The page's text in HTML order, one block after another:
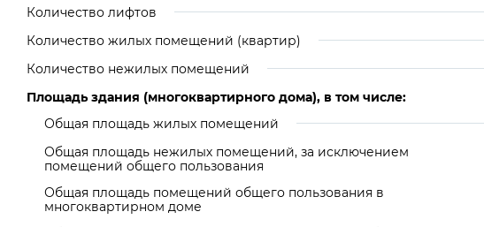
Количество лифтов
Количество жилых помещений (квартир)
Количество нежилых помещений
Площадь здания (многоквартирного дома), в том числе:
Общая площадь жилых помещений
Общая площадь нежилых помещений, за исключением
помещений общего пользования
Общая площадь помещений общего пользования в
многоквартирном доме